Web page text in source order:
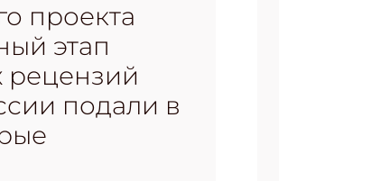
проекта
этап
рецензий
подали в